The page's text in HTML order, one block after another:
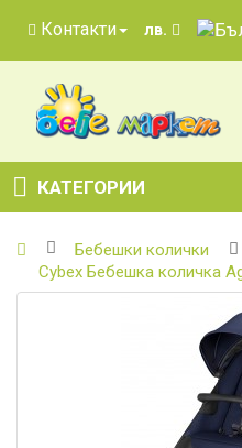
Контакти лв.
КАТЕГОРИИ
Бебешки колички
Cybex Бебешка количка